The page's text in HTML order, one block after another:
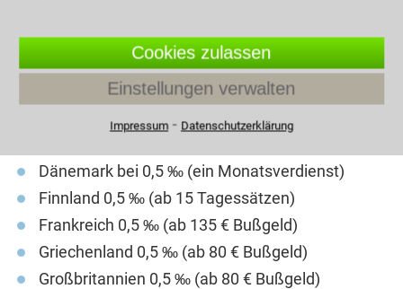
Die allgemeine Promillegrenze liegt bei
unseren europäischen Nachbarn in
Dänemark bei 0,5 ‰ (ein Monatsverdienst)
Finnland 0,5 ‰ (ab 15 Tagessätzen)
Frankreich 0,5 ‰ (ab 135 € Bußgeld)
Griechenland 0,5 ‰ (ab 80 € Bußgeld)
Großbritannien 0,5 ‰ (ab 80 € Bußgeld)
Cookies zulassen
Einstellungen verwalten
Impressum⁃ Datenschutzerklärung